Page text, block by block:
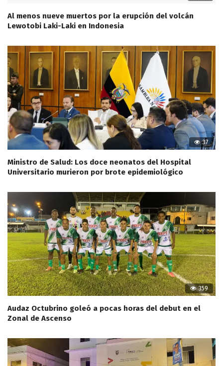
Al menos nueve muertos por la erupción del volcán
Lewotobi Laki-Laki en Indonesia
37
Ministro de Salud: Los doce neonatos del Hospital
Universitario murieron por brote epidemiológico
359
Audaz Octubrino goleó a pocas horas del debut en el
Zonal de Ascenso